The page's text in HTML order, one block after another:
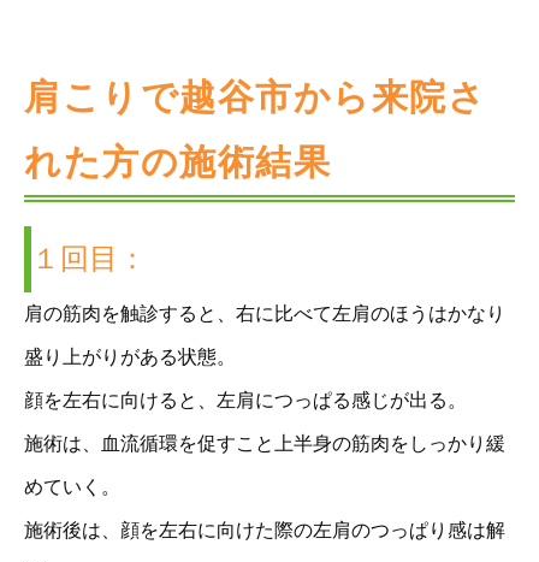
肩こりで越谷市から来院さ
れた方の施術結果
１回目：
肩の筋肉を触診すると、右に比べて左肩のほうはかなり
盛り上がりがある状態。
顔を左右に向けると、左肩につっぱる感じが出る。
施術は、血流循環を促すこと上半身の筋肉をしっかり緩
めていく。
施術後は、顔を左右に向けた際の左肩のつっぱり感は解